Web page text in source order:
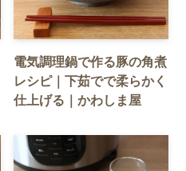
電気調理鍋で作る豚の角煮
レシピ｜下茹でで柔らかく
仕上げる｜かわしま屋